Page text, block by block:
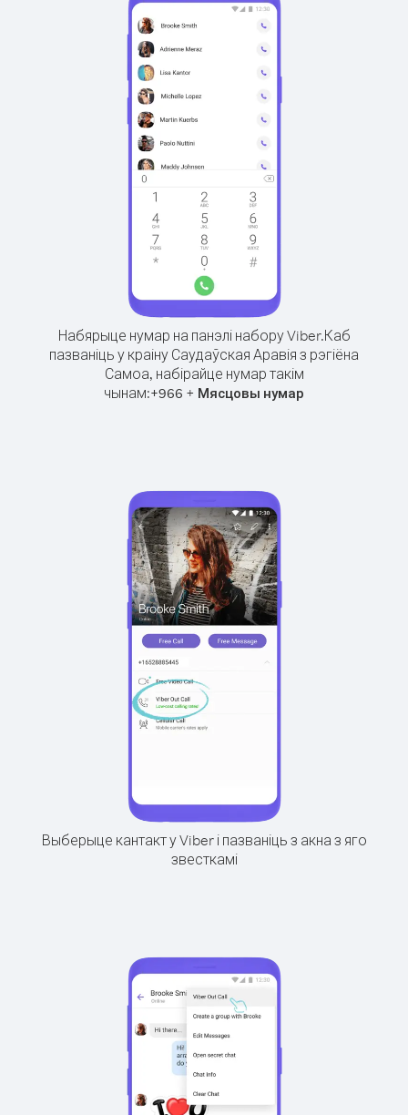
Набярыце нумар на панэлі набору Viber.Каб
пазваніць у краіну Саудаўская Аравія з рэгіёна
Самоа, набірайце нумар такім
чынам:+966 + Мясцовы нумар
Выберыце кантакт у Viber і пазваніць з акна з яго
звесткамі